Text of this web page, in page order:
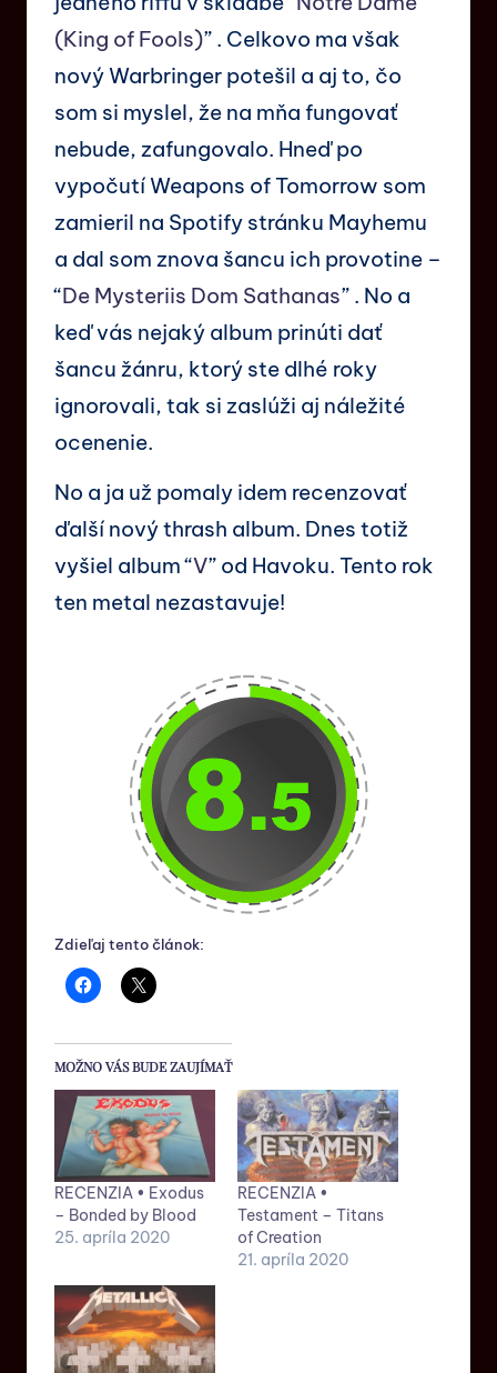
(King of Fools)” . Celkovo ma však
nový Warbringer potešil a aj to, čo
som si myslel, že na mňa fungovať
nebude, zafungovalo. Hneď po
vypočutí Weapons of Tomorrow som
zamieril na Spotify stránku Mayhemu
a dal som znova šancu ich provotine –
“De Mysteriis Dom Sathanas” . No a
keď vás nejaký album prinúti dať
šancu žánru, ktorý ste dlhé roky
ignorovali, tak si zaslúži aj náležité
ocenenie.
No a ja už pomaly idem recenzovať
ďalší nový thrash album. Dnes totiž
vyšiel album “V” od Havoku. Tento rok
ten metal nezastavuje!
Zdieľaj tento článok:
MOŽNO VÁS BUDE ZAUJÍMAŤ
RECENZIA • Exodus
– Bonded by Blood
25. apríla 2020
RECENZIA •
Testament – Titans
of Creation
21. apríla 2020